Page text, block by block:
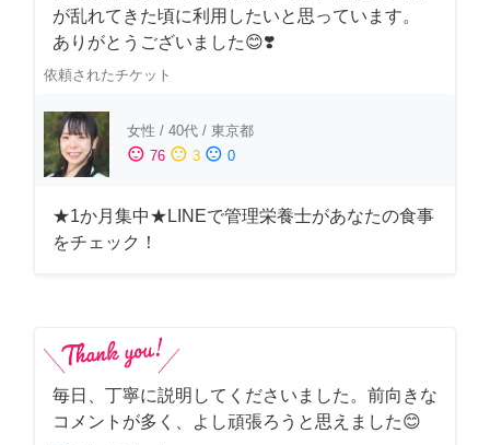
が乱れてきた頃に利用したいと思っています。
ありがとうございました😊❣️
依頼されたチケット
女性 / 40代 / 東京都
sentiment_satisfied 76 sentiment_neutral 3 sentiment_dissatisfied 0
★1か月集中★LINEで管理栄養士があなたの食事
をチェック！
毎日、丁寧に説明してくださいました。前向きな
コメントが多く、よし頑張ろうと思えました😊